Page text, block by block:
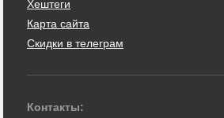
Хештеги
Карта сайта
Скидки в телеграм
Контакты: